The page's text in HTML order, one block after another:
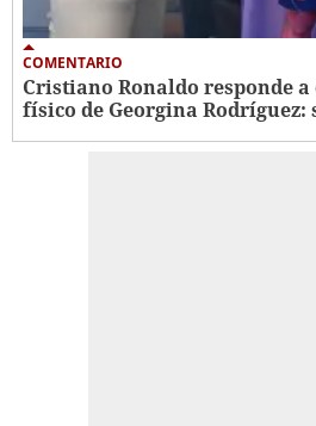
COMENTARIO
Cristiano Ronaldo responde
físico de Georgina Rodríguez: